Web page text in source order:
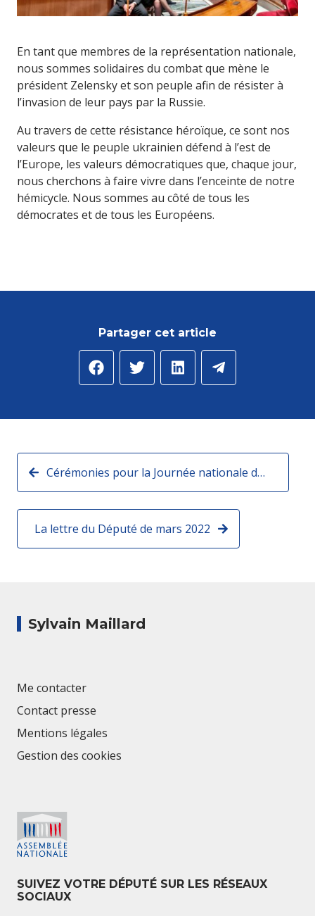
En tant que membres de la représentation nationale,
nous sommes solidaires du combat que mène le
président Zelensky et son peuple afin de résister à
l’invasion de leur pays par la Russie.
Au travers de cette résistance héroïque, ce sont nos
valeurs que le peuple ukrainien défend à l’est de
l’Europe, les valeurs démocratiques que, chaque jour,
nous cherchons à faire vivre dans l’enceinte de notre
hémicycle. Nous sommes au côté de tous les
démocrates et de tous les Européens.
Partager cet article
Cérémonies pour la Journée nationale du souvenir et de recueillement à la mémoire des victimes civiles et militaires de la guerre d’Algérie
La lettre du Député de mars 2022
Sylvain Maillard
Me contacter
Contact presse
Mentions légales
Gestion des cookies
SUIVEZ VOTRE DÉPUTÉ SUR LES RÉSEAUX
SOCIAUX